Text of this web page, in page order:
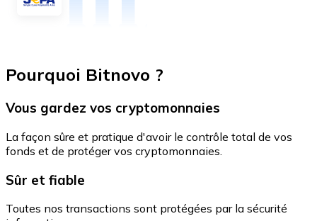
Pourquoi Bitnovo ?
Vous gardez vos cryptomonnaies
La façon sûre et pratique d'avoir le contrôle total de vos
fonds et de protéger vos cryptomonnaies.
Sûr et fiable
Toutes nos transactions sont protégées par la sécurité